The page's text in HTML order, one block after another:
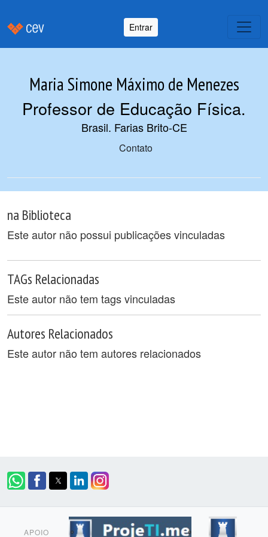
Entrar
Maria Simone Máximo de Menezes
Professor de Educação Física.
Brasil. Farias Brito-CE
Contato
na Biblioteca
Este autor não possui publicações vinculadas
TAGs Relacionadas
Este autor não tem tags vinculadas
Autores Relacionados
Este autor não tem autores relacionados
APOIO